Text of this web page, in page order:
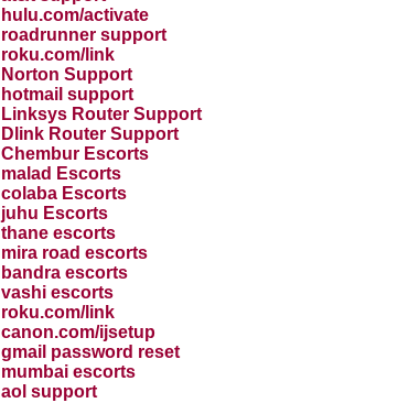
hulu.com/activate
roadrunner support
roku.com/link
Norton Support
hotmail support
Linksys Router Support
Dlink Router Support
Chembur Escorts
malad Escorts
colaba Escorts
juhu Escorts
thane escorts
mira road escorts
bandra escorts
vashi escorts
roku.com/link
canon.com/ijsetup
gmail password reset
mumbai escorts
aol support